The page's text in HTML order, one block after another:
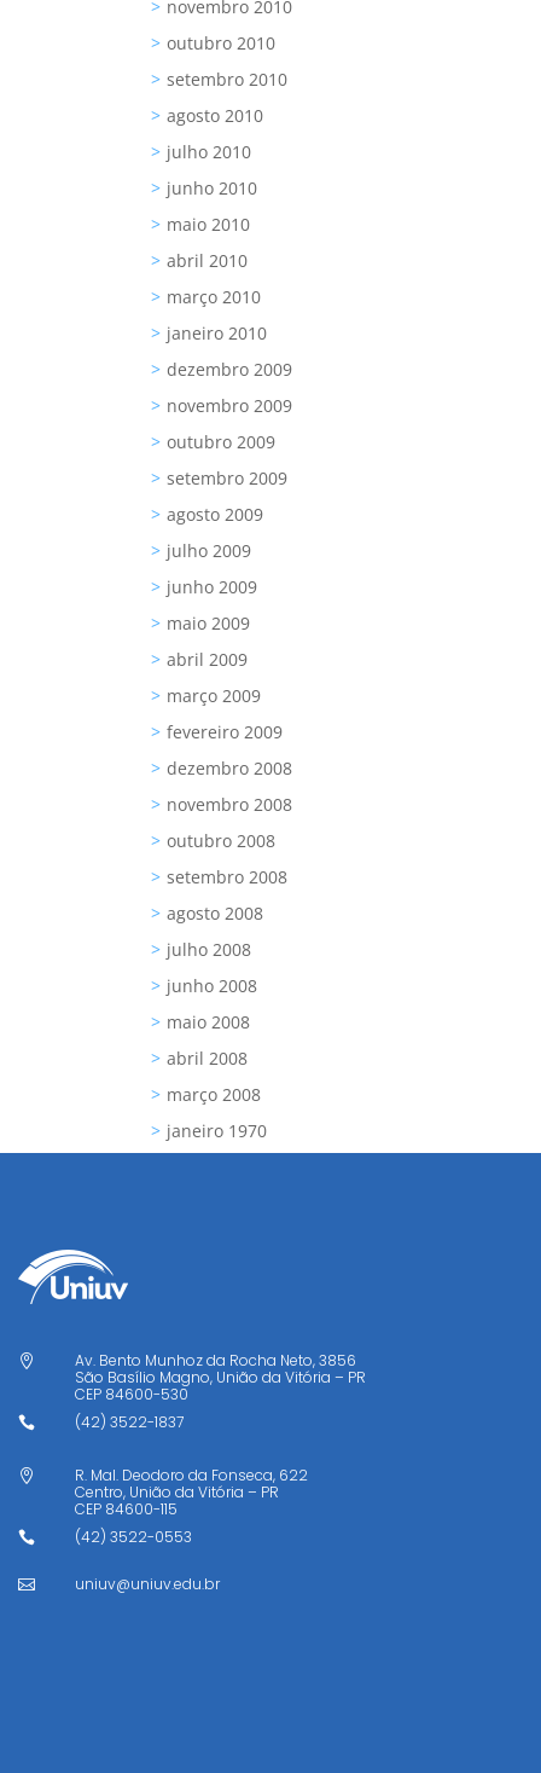
novembro 2010
outubro 2010
setembro 2010
agosto 2010
julho 2010
junho 2010
maio 2010
abril 2010
março 2010
janeiro 2010
dezembro 2009
novembro 2009
outubro 2009
setembro 2009
agosto 2009
julho 2009
junho 2009
maio 2009
abril 2009
março 2009
fevereiro 2009
dezembro 2008
novembro 2008
outubro 2008
setembro 2008
agosto 2008
julho 2008
junho 2008
maio 2008
abril 2008
março 2008
janeiro 1970

Av. Bento Munhoz da Rocha Neto, 3856
São Basílio Magno, União da Vitória – PR
CEP 84600-530
 (42) 3522-1837

R. Mal. Deodoro da Fonseca, 622
Centro, União da Vitória – PR
CEP 84600-115
 (42) 3522-0553
 uniuv@uniuv.edu.br